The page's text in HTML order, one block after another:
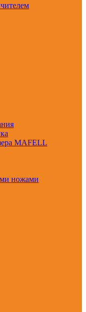
MAFELL
ножами